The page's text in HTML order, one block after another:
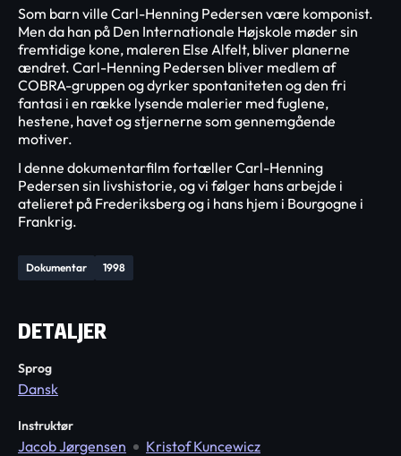
Dokumentar 1998
Som barn ville Carl-Henning Pedersen være komponist.
Men da han på Den Internationale Højskole møder sin
fremtidige kone, maleren Else Alfelt, bliver planerne
ændret. Carl-Henning Pedersen bliver medlem af
COBRA-gruppen og dyrker spontaniteten og den fri
fantasi i en række lysende malerier med fuglene,
hestene, havet og stjernerne som gennemgående
motiver.
I denne dokumentarfilm fortæller Carl-Henning
Pedersen sin livshistorie, og vi følger hans arbejde i
atelieret på Frederiksberg og i hans hjem i Bourgogne i
Frankrig.
DETALJER
Sprog
Dansk
Instruktør
Jacob Jørgensen Kristof Kuncewicz